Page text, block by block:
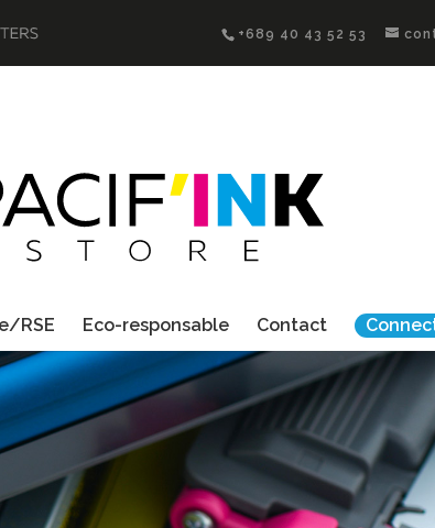
+689 40 43 52 53
RSE Eco-responsable Contact